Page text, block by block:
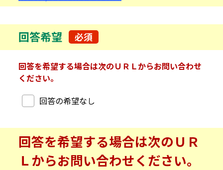
回答希望 必須
回答を希望する場合は次のＵＲＬからお問い合わせ
ください。
回答希望回答の希望なし
回答を希望する場合は次のＵＲ
Ｌからお問い合わせください。